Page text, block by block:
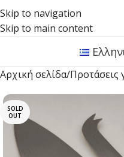
Skip to navigation
Skip to main content
Αρχική σελίδα Προτάσεις
SOLD
OUT